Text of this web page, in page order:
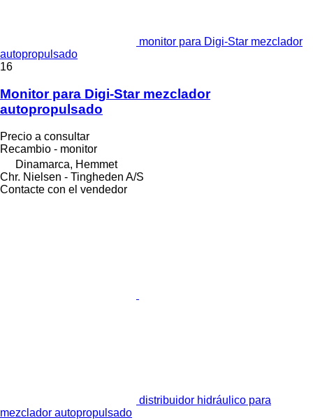
monitor para Digi-Star mezclador
autopropulsado
16
Monitor para Digi-Star mezclador
autopropulsado
Precio a consultar
Recambio - monitor
Dinamarca, Hemmet
Chr. Nielsen - Tingheden A/S
Contacte con el vendedor
distribuidor hidráulico para
mezclador autopropulsado